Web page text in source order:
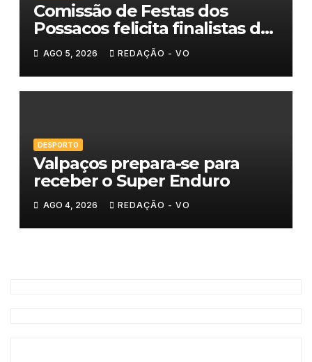
Comissão de Festas dos
Possacos felicita finalistas do
Torneio de Sueca
AGO 5, 2026 REDAÇÃO - VO
DESPORTO
Valpaços prepara-se para
receber o Super Enduro
AGO 4, 2026 REDAÇÃO - VO